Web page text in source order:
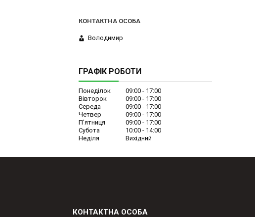
Володимир
ГРАФІК РОБОТИ
Понеділок 09:00
17:00
Вівторок
09:00
17:00
Середа
09:00
17:00
Четвер
09:00
17:00
Пʼятниця
09:00
17:00
Субота
10:00
14:00
Неділя
Вихідний